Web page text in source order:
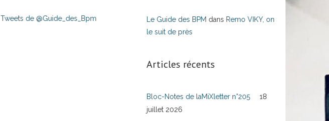
Tweets de @Guide_des_Bpm Le Guide des BPM dans Remo VIKY, on
le suit de près
Articles récents
Bloc-Notes de laMiXletter n°205
18
juillet 2026